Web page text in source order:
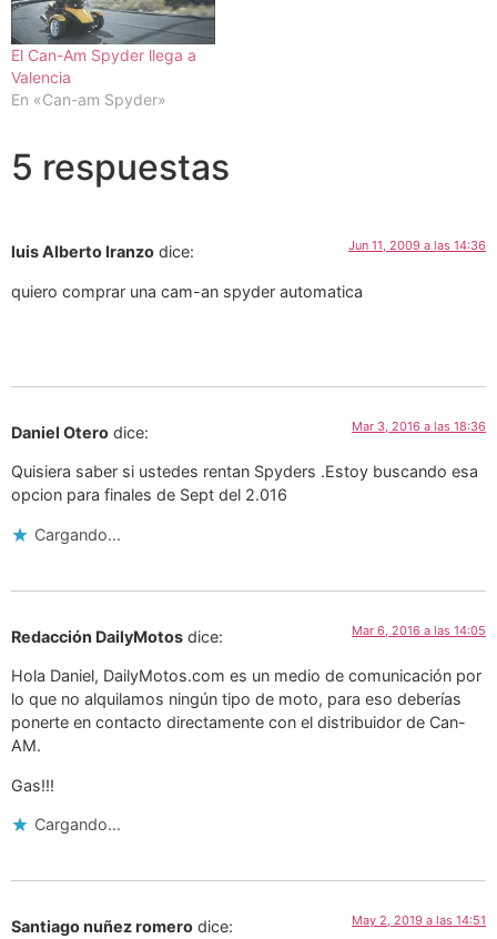
El Can-Am Spyder llega a
Valencia
En «Can-am Spyder»
5 respuestas
luis Alberto Iranzo dice: Jun 11, 2009 a las 14:36
quiero comprar una cam-an spyder automatica
Daniel Otero dice: Mar 3, 2016 a las 18:36
Quisiera saber si ustedes rentan Spyders .Estoy buscando esa
opcion para finales de Sept del 2.016
Cargando...
Redacción DailyMotos dice: Mar 6, 2016 a las 14:05
Hola Daniel, DailyMotos.com es un medio de comunicación por
lo que no alquilamos ningún tipo de moto, para eso deberías
ponerte en contacto directamente con el distribuidor de Can-
AM.
Gas!!!
Cargando...
Santiago nuñez romero dice: May 2, 2019 a las 14:51